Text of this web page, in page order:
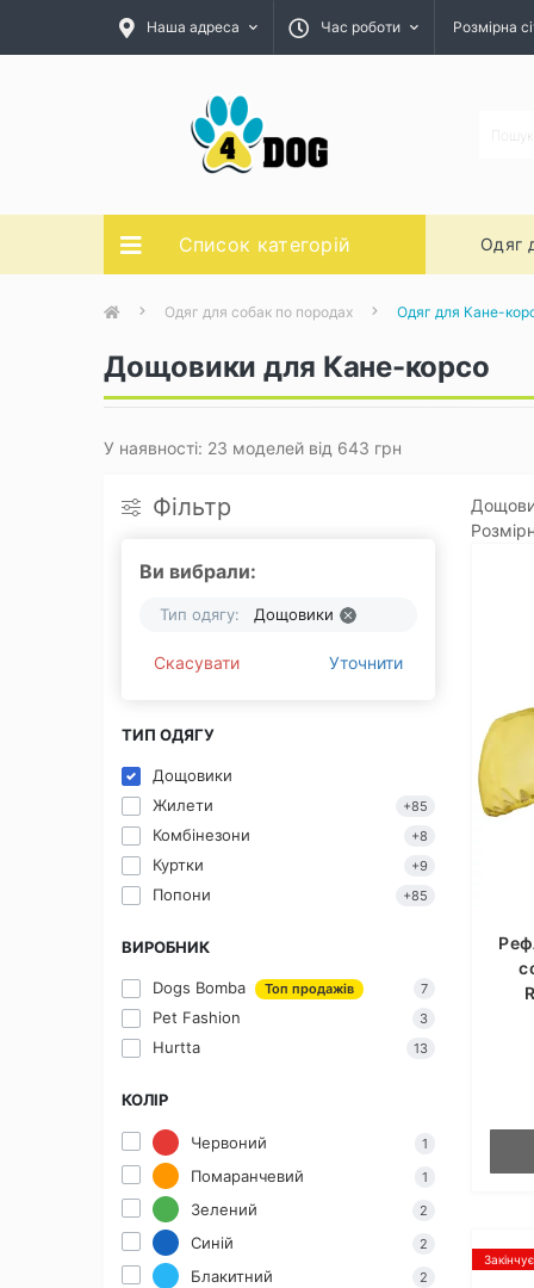
Наша адреса Час роботи Розмірна
Список категорій Одяг
Одяг для собак по породах Одяг для Кане-
Дощовики для Кане-корсо
У наявності: 23 моделей від 643 грн
Фільтр
Ви вибрали:
Тип одягу: Дощовики
Скасувати Уточнити
ТИП ОДЯГУ
Дощовики
Жилети
+85
Комбінезони +8
Куртки +9
Попони +85
ВИРОБНИК
Dogs Bomba Топ продажів 7
Pet Fashion 3
Hurtta 13
КОЛІР
Червоний 1
Помаранчевий 1
Зелений 2
Синій 2
Блакитний 2